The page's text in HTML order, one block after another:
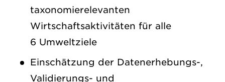
taxonomierelevanten
Wirtschaftsaktivitäten für alle
6 Umweltziele
Einschätzung der Datenerhebungs-,
Validierungs- und